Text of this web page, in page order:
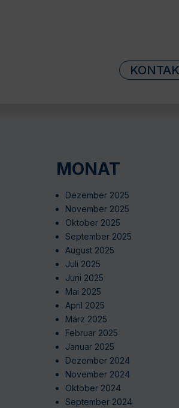
MONAT
Dezember 2025
November 2025
Oktober 2025
September 2025
August 2025
Juli 2025
Juni 2025
Mai 2025
April 2025
März 2025
Februar 2025
Januar 2025
Dezember 2024
November 2024
Oktober 2024
September 2024